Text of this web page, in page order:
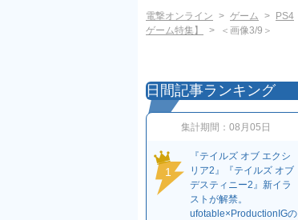
電撃オンライン ゲーム PS4
ゲーム特集】
＜画像3/9＞
日間記事ランキング
集計期間： 08月05日
1
『テイルズ オブ エクシ
リア2』『テイルズ オブ
デスティニー2』新イラ
ストが解禁。
ufotable×ProductionIGの